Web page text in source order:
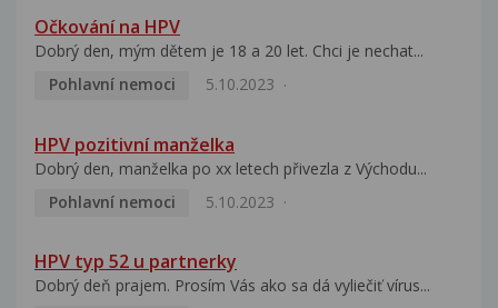
Očkování na HPV
Dobrý den, mým dětem je 18 a 20 let. Chci je nechat...
Pohlavní nemoci
5.10.2023
HPV pozitivní manželka
Dobrý den, manželka po xx letech přivezla z Východu...
Pohlavní nemoci
5.10.2023
HPV typ 52 u partnerky
Dobrý deň prajem. Prosím Vás ako sa dá vyliečiť vírus...